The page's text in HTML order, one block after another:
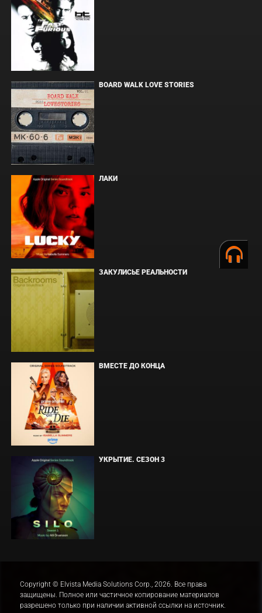
BOARD WALK LOVE STORIES
ЛАКИ
ЗАКУЛИСЬЕ РЕАЛЬНОСТИ
ВМЕСТЕ ДО КОНЦА
УКРЫТИЕ. СЕЗОН 3
Copyright © Elvista Media Solutions Corp., 2026. Все права
защищены. Полное или частичное копирование материалов
разрешено только при наличии активной ссылки на источник.